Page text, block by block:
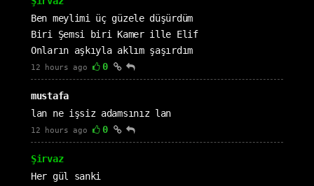
Ben meylimi üç güzele düşürdüm
Biri Şemsi biri Kamer ille Elif
Onların aşkıyla aklım şaşırdım
12 hours ago 0
mustafa
lan ne işsiz adamsınız lan
12 hours ago 0
Şirvaz
Her gül sanki